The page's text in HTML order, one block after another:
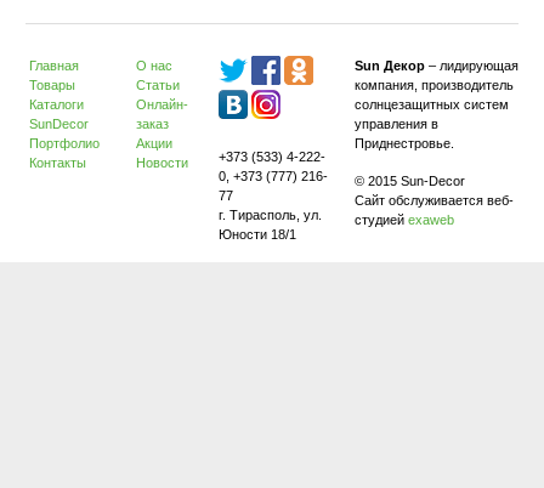
Главная
Товары
Каталоги
SunDecor
Портфолио
Контакты
О нас
Статьи
Онлайн-
заказ
Акции
Новости
+373 (533) 4-222-
0, +373 (777) 216-
77
г. Тирасполь, ул.
Юности 18/1
Sun Декор– лидирующая
компания, производитель
солнцезащитных систем
управления в
Приднестровье.
© 2015 Sun-Decor
Сайт обслуживается веб-
студией exaweb